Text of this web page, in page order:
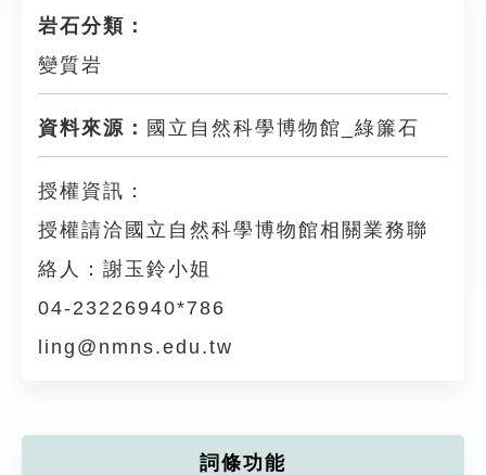
岩石分類：
變質岩
資料來源： 國立自然科學博物館_綠簾石
授權資訊：
授權請洽國立自然科學博物館相關業務聯
絡人：謝玉鈴小姐
04-23226940*786
ling@nmns.edu.tw
詞條功能